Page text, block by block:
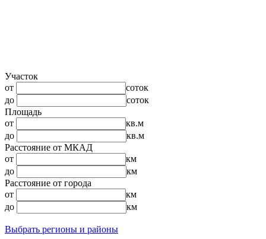
Участок
от
соток
до
соток
Площадь
от
кв.м
до
кв.м
Расстояние от МКАД
от
км
до
км
Расстояние от города
от
км
до
км
Выбрать регионы и районы